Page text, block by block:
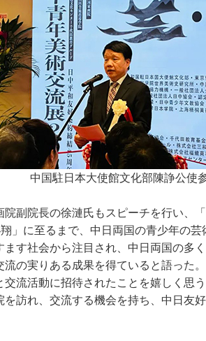
中国駐日本大使館文化部陳諍公使
院副院長の徐漣氏もスピーチを行い、
」に至るまで、中日両国の青少年の
ます社会から注目され、中日両国の多
流の実りある成果を得ていると語った
交流活動に招待されたことを嬉しく思
を訪れ、交流する機会を持ち、中日友